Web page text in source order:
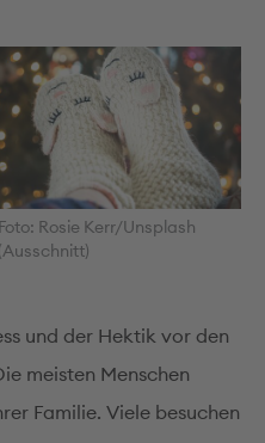
Foto: Rosie Kerr/Unsplash
(Ausschnitt)
und der Hektik vor den
meisten Menschen
Familie. Viele besuchen